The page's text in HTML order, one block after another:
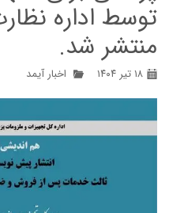
توسط اداره
منتشر شد.
۱۸ تیر ۱۴۰۴ اخبار آیمد